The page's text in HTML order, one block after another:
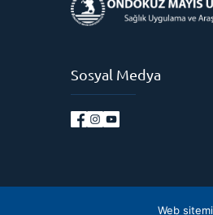
Sosyal Medya
Web